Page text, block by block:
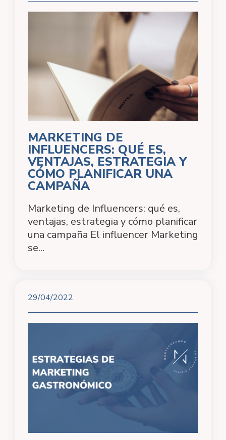
MARKETING DE
INFLUENCERS: QUÉ ES,
VENTAJAS, ESTRATEGIA Y
CÓMO PLANIFICAR UNA
CAMPAÑA
Marketing de Influencers: qué es,
ventajas, estrategia y cómo planificar
una campaña El influencer Marketing
se...
29/04/2022